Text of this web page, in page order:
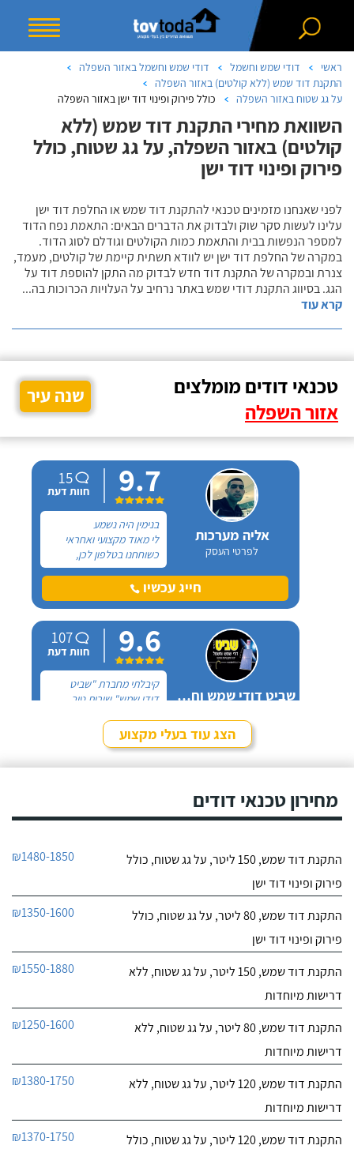
ראשי דודי שמש וחשמל
דודי שמש וחשמל באזור השפלה
התקנת דוד שמש (ללא קולטים) באזור השפלה
על גג שטוח באזור השפלה
כולל פירוק ופינוי דוד ישן באזור השפלה
השוואת מחירי התקנת דוד שמש (ללא
קולטים) באזור השפלה, על גג שטוח, כולל
פירוק ופינוי דוד ישן
לפני שאנחנו מזמינים טכנאי להתקנת דוד שמש או החלפת דוד ישן
עלינו לעשות סקר שוק ולבדוק את הדברים הבאים: התאמת נפח הדוד
למספר הנפשות בבית והתאמת כמות הקולטים וגודלם לסוג הדוד.
במקרה של החלפת דוד ישן יש לוודא תשתית קיימת של קולטים, מעמד,
צנרת ובמקרה של התקנת דוד חדש לבדוק מה התקן להוספת דוד על
הגג. בסיווג התקנת דודי שמש באתר נרחיב על העלויות הכרוכות בה...
קרא עוד
טכנאי דודים מומלצים
אזור השפלה
שנה עיר
אליה מערכות
לפרטי העסק
9.7
15
חוות דעת
בנימין היה נשמע
לי מאוד מקצועי ואחראי
כשוחחנו בטלפון לכן,
הזמנתי אותו להחלפת דוד
שמש וקולטים בבניין בו אני
גרה והוא אכן נתן שירות
עבודה נקייה ומסודרת.
חייג עכשיו
שביט דודי שמש וחשמל בע"מ
9.6
107
חוות דעת
קיבלתי מחברת "שביט
דודי שמש" שירות טוב,
אותם לא מזמן, כשהתפוצץ
לי הדוד שמש של הדירה.חייג עכשיו
הצג עוד בעלי מקצוע
מחירון טכנאי דודים
התקנת דוד שמש, 150 ליטר, על גג שטוח, כולל
פירוק ופינוי דוד ישן
₪1480-1850
התקנת דוד שמש, 80 ליטר, על גג שטוח, כולל
פירוק ופינוי דוד ישן
₪1350-1600
התקנת דוד שמש, 150 ליטר, על גג שטוח, ללא
דרישות מיוחדות
₪1550-1880
התקנת דוד שמש, 80 ליטר, על גג שטוח, ללא
דרישות מיוחדות
₪1250-1600
התקנת דוד שמש, 120 ליטר, על גג שטוח, ללא
דרישות מיוחדות
₪1380-1750
התקנת דוד שמש, 120 ליטר, על גג שטוח, כולל
₪1370-1750